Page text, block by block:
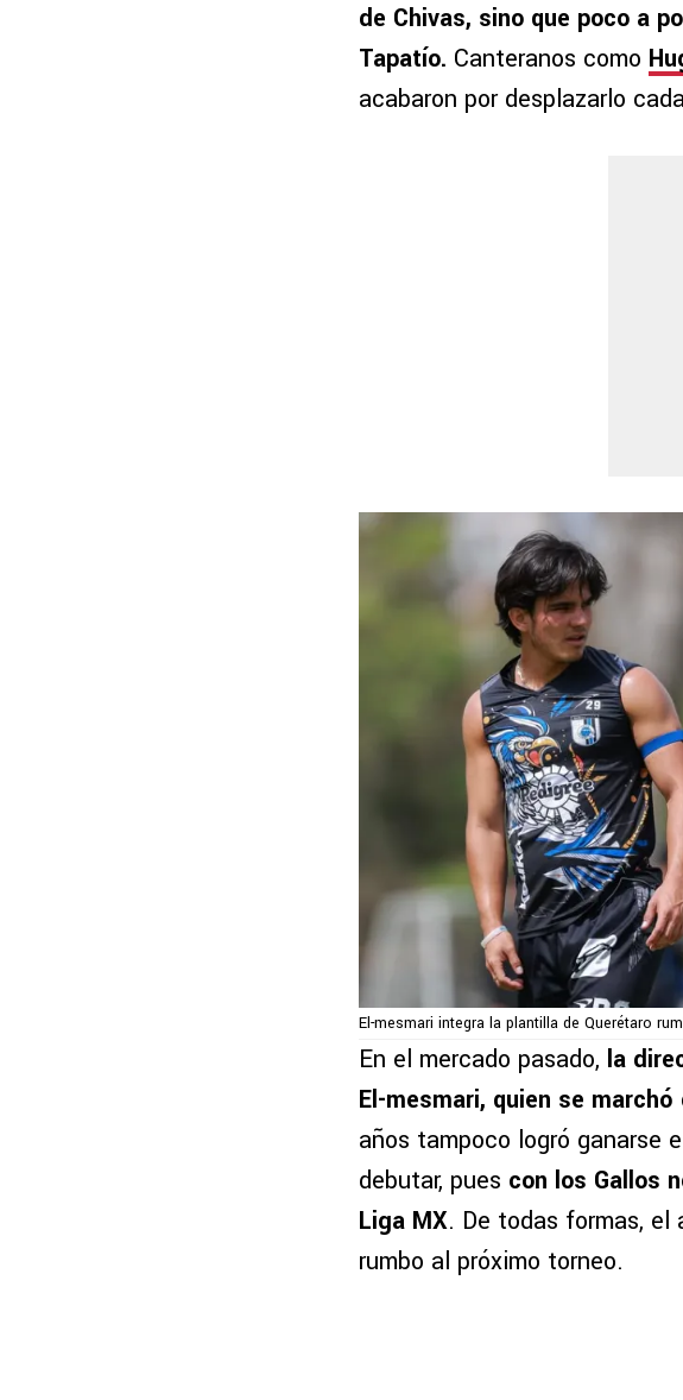
de Chivas, sino que poco a
Tapatío. Canteranos como
acabaron por desplazarlo
El-mesmari integra la plantilla de Querétaro
En el mercado pasado, la
El-mesmari, quien se
años tampoco logró ganarse
debutar, pues con los Gallos
Liga MX. De todas formas,
rumbo al próximo torneo.